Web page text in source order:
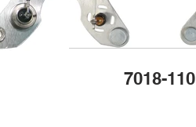
7018-110